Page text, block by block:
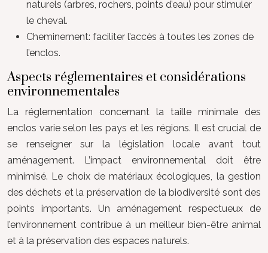
naturels (arbres, rochers, points d’eau) pour stimuler
le cheval.
Cheminement: faciliter l’accès à toutes les zones de
l’enclos.
Aspects réglementaires et considérations
environnementales
La réglementation concernant la taille minimale des
enclos varie selon les pays et les régions. Il est crucial de
se renseigner sur la législation locale avant tout
aménagement. L’impact environnemental doit être
minimisé. Le choix de matériaux écologiques, la gestion
des déchets et la préservation de la biodiversité sont des
points importants. Un aménagement respectueux de
l’environnement contribue à un meilleur bien-être animal
et à la préservation des espaces naturels.